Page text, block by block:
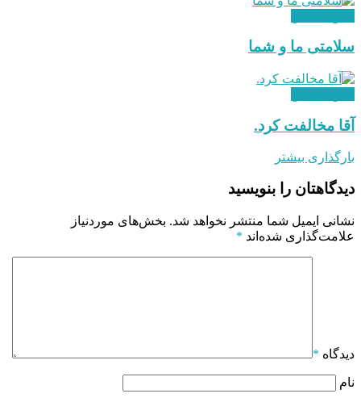
سلامتی ما و شما
آقا مخالفت کرد.
بارگذاری بیشتر
دیدگاهتان را بنویسید
نشانی ایمیل شما منتشر نخواهد شد. بخش‌های موردنیاز
علامت‌گذاری شده‌اند *
دیدگاه *
نام